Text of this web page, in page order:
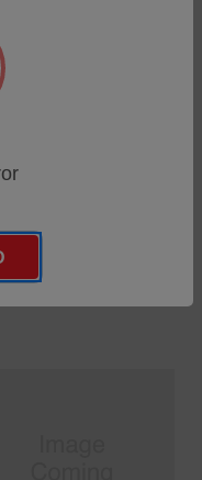
: 360915
les tarifs